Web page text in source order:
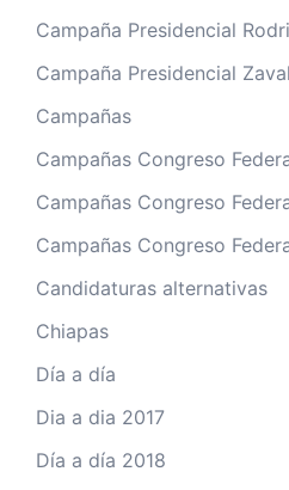
Campaña Presidencial
Campaña Presidencial
Campañas
Campañas Congreso
Campañas Congreso
Campañas Congreso
Candidaturas alternativas
Chiapas
Día a día
Dia a dia 2017
Día a día 2018